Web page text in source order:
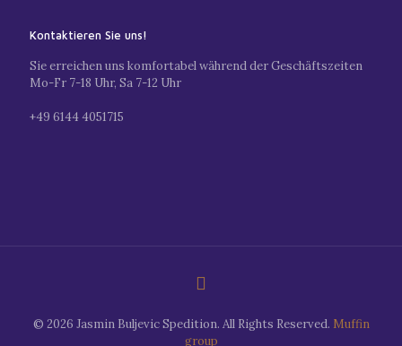
Kontaktieren Sie uns!
Sie erreichen uns komfortabel während der Geschäftszeiten
Mo-Fr 7-18 Uhr, Sa 7-12 Uhr
+49 6144 4051715
© 2026 Jasmin Buljevic Spedition. All Rights Reserved. Muffin
group